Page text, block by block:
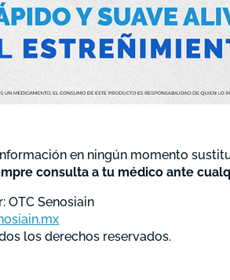
en ningún momento
consulta a tu médico ante
OTC Senosiain
los derechos reservados.